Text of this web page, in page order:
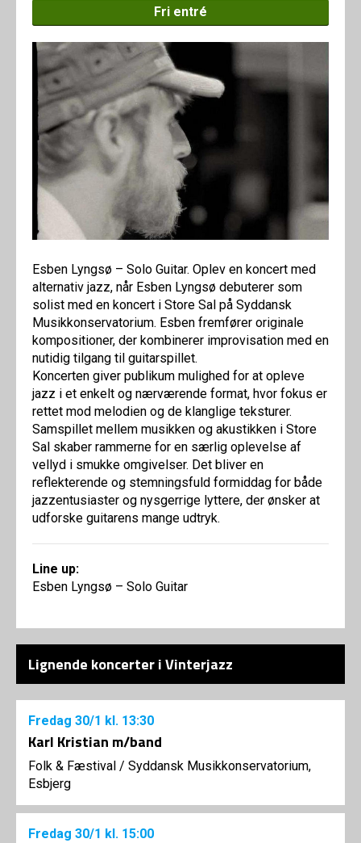
Fri entré
Esben Lyngsø – Solo Guitar. Oplev en koncert med
alternativ jazz, når Esben Lyngsø debuterer som
solist med en koncert i Store Sal på Syddansk
Musikkonservatorium. Esben fremfører originale
kompositioner, der kombinerer improvisation med en
nutidig tilgang til guitarspillet.
Koncerten giver publikum mulighed for at opleve
jazz i et enkelt og nærværende format, hvor fokus er
rettet mod melodien og de klanglige teksturer.
Samspillet mellem musikken og akustikken i Store
Sal skaber rammerne for en særlig oplevelse af
vellyd i smukke omgivelser. Det bliver en
reflekterende og stemningsfuld formiddag for både
jazzentusiaster og nysgerrige lyttere, der ønsker at
udforske guitarens mange udtryk.
Line up:
Esben Lyngsø – Solo Guitar
Lignende koncerter i Vinterjazz
Fredag 30/1 kl. 13:30
Karl Kristian m/band
Folk & Fæstival / Syddansk Musikkonservatorium,
Esbjerg
Fredag 30/1 kl. 15:00